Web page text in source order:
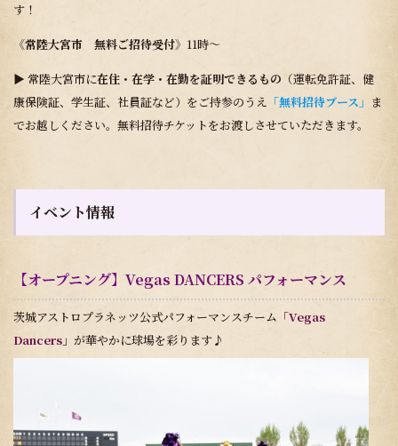
す！
《常陸大宮市 無料ご招待受付》 11時～
▶ 常陸大宮市に在住・在学・在勤を証明できるもの （運転免許証、健
康保険証、学生証、社員証など）をご持参のうえ 「無料招待ブース」 ま
でお越しください。無料招待チケットをお渡しさせていただきます。
イベント情報
【オープニング】 Vegas DANCERS パフォーマンス
茨城アストロプラネッツ公式パフォーマンスチーム 「Vegas
Dancers 」が華やかに球場を彩ります♪